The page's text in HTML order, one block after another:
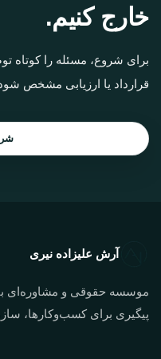
خارج کنیم.
برای شروع، مسئله را کوتاه
قرارداد یا ارزیابی مشخص
آرش علیزاده نیری
موسسه حقوقی و مشاوره‌ای
پیگیری برای کسب‌وکارها،